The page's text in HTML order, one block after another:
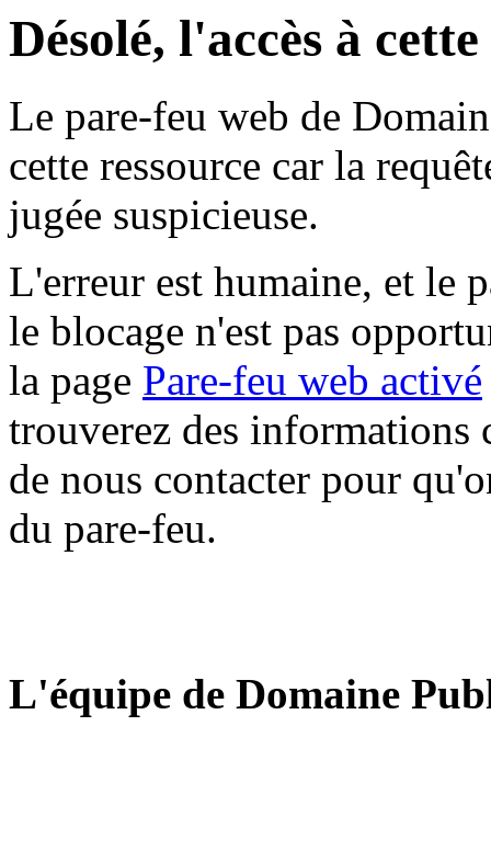
Désolé, l'accès à
Le pare-feu web de
cette ressource car la
jugée suspicieuse.
L'erreur est humaine, et le
le blocage n'est pas
la page Pare-feu web activé
trouverez des informations
de nous contacter pour
du pare-feu.
L'équipe de Domaine